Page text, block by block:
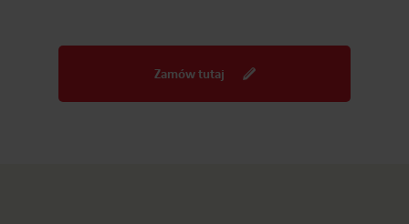
Zamów tutaj